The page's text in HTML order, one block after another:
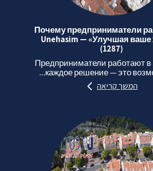
Почему предприниматели
Unehasim — «Улучшая
(1287)
Предприниматели работают в
каждое решение — это
המשך קריאה